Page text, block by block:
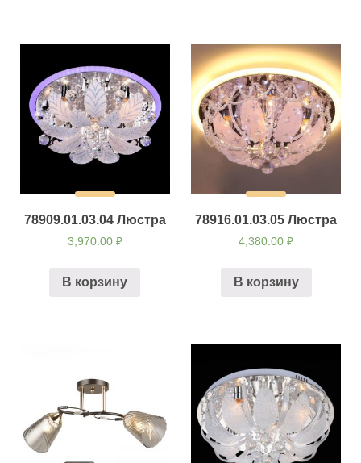
78909.01.03.04 Люстра
3,970.00 ₽
В корзину
78916.01.03.05 Люстра
4,380.00₽
В корзину